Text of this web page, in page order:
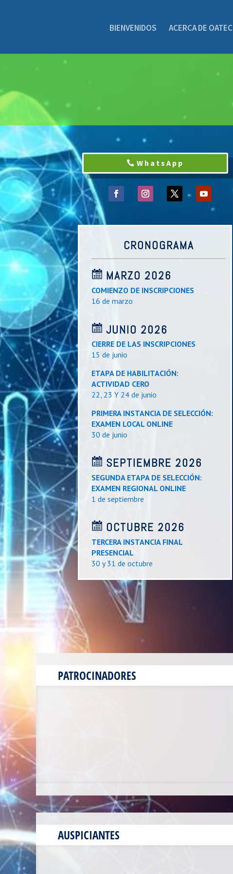
BIENVENIDOS ACERCA DE OATEC
WhatsApp
CRONOGRAMA
MARZO 2026
COMIENZO DE INSCRIPCIONES
16 de marzo
JUNIO 2026
CIERRE DE LAS INSCRIPCIONES
15 de junio
ETAPA DE HABILITACIÓN:
ACTIVIDAD CERO
22, 23 Y 24 de junio
PRIMERA INSTANCIA DE SELECCIÓN:
EXAMEN LOCAL ONLINE
30 de junio
SEPTIEMBRE 2026
SEGUNDA ETAPA DE SELECCIÓN:
EXAMEN REGIONAL ONLINE
1 de septiembre
OCTUBRE 2026
TERCERA INSTANCIA FINAL
PRESENCIAL
30 y 31 de octubre
PATROCINADORES
AUSPICIANTES